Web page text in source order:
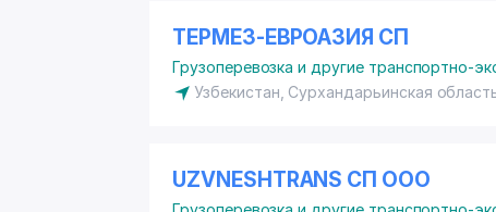
ТЕРМЕЗ-ЕВРОАЗИЯ СП
Грузоперевозка и другие транспортно-
Узбекистан, Сурхандарьинская
UZVNESHTRANS СП ООО